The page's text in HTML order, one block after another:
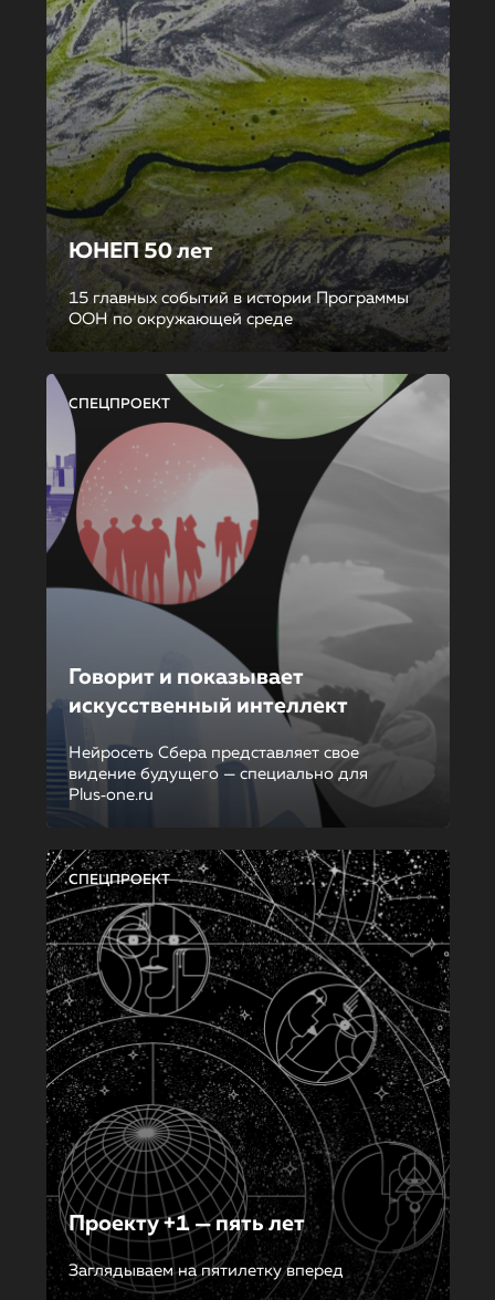
ЮНЕП 50 лет
15 главных событий в истории Программы
ООН по окружающей среде
СПЕЦПРОЕКТ
Говорит и показывает
искусственный интеллект
Нейросеть Сбера представляет свое
видение будущего — специально для
Plus‑one.ru
СПЕЦПРОЕКТ
Проекту +1 — пять лет
Заглядываем на пятилетку вперед